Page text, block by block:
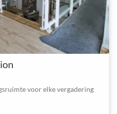
voor elke vergadering